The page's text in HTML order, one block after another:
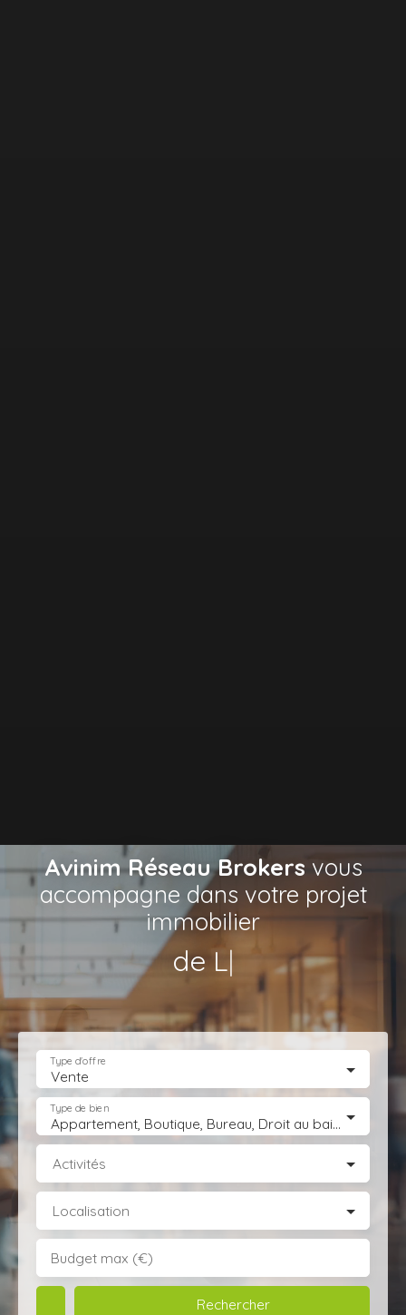
Avinim Réseau Brokers vous
accompagne dans votre projet
immobilier
de Locaux d’Act|
Vente
Type d'offre
Appartement, Boutique, Bureau, Droit au bail, Entrepôt, Fonds de commerce, Hôtel, hébergement, Immeuble, Immobilier Pro, Local commercial, Local professionnel, Local industriel, Magasin, boutique, Terrain Industriel, Terrain Constructible, Transmission d'entreprise
Type de bien
Activités
Localisation
Budget max (€)
Rechercher